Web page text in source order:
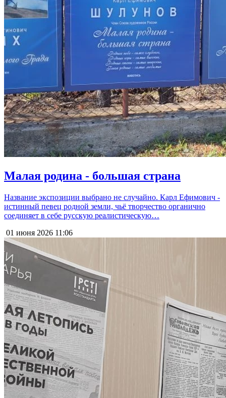
Малая родина - большая страна
Название экспозиции выбрано не случайно. Карл Ефимович -
истинный певец родной земли, чьё творчество органично
соединяет в себе русскую реалистическую…
01 июня 2026 11:06